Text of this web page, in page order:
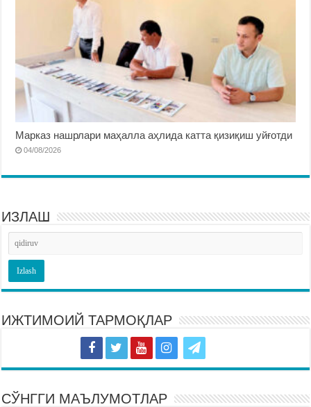
Марказ нашрлари маҳалла аҳлида катта қизиқиш уйғотди
04/08/2026
ИЗЛАШ
ИЖТИМОИЙ ТАРМОҚЛАР
СЎНГГИ МАЪЛУМОТЛАР